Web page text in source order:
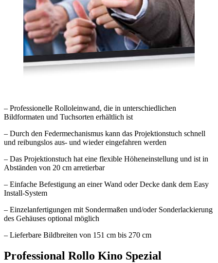
– Professionelle Rolloleinwand, die in unterschiedlichen
Bildformaten und Tuchsorten erhältlich ist
– Durch den Federmechanismus kann das Projektionstuch schnell
und reibungslos aus- und wieder eingefahren werden
– Das Projektionstuch hat eine flexible Höheneinstellung und ist in
Abständen von 20 cm arretierbar
– Einfache Befestigung an einer Wand oder Decke dank dem Easy
Install-System
– Einzelanfertigungen mit Sondermaßen und/oder Sonderlackierung
des Gehäuses optional möglich
– Lieferbare Bildbreiten von 151 cm bis 270 cm
Professional Rollo Kino Spezial